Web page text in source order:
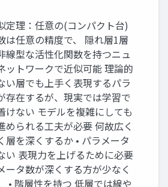
定理：任意の(コンパクト台)
は任意の精度で、 隠れ層1層
線型な活性化関数を持つニュ
ットワークで近似可能 理論的
い層でも上手く表現するパラ
存在するが、現実では学習で
けない モデルを複雑にしても
められる工夫が必要 何故広く
層を深くするか • パラメータ
い 表現力を上げるために必要
ータ数が深くする方が少なく
• 階層性を持つ 低層では線や